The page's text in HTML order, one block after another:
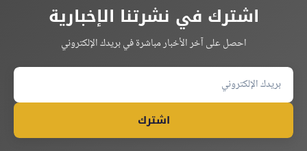
اشترك في نشرتنا الإخبارية
احصل على آخر الأخبار مباشرة في بريدك الإلكتروني
اشترك